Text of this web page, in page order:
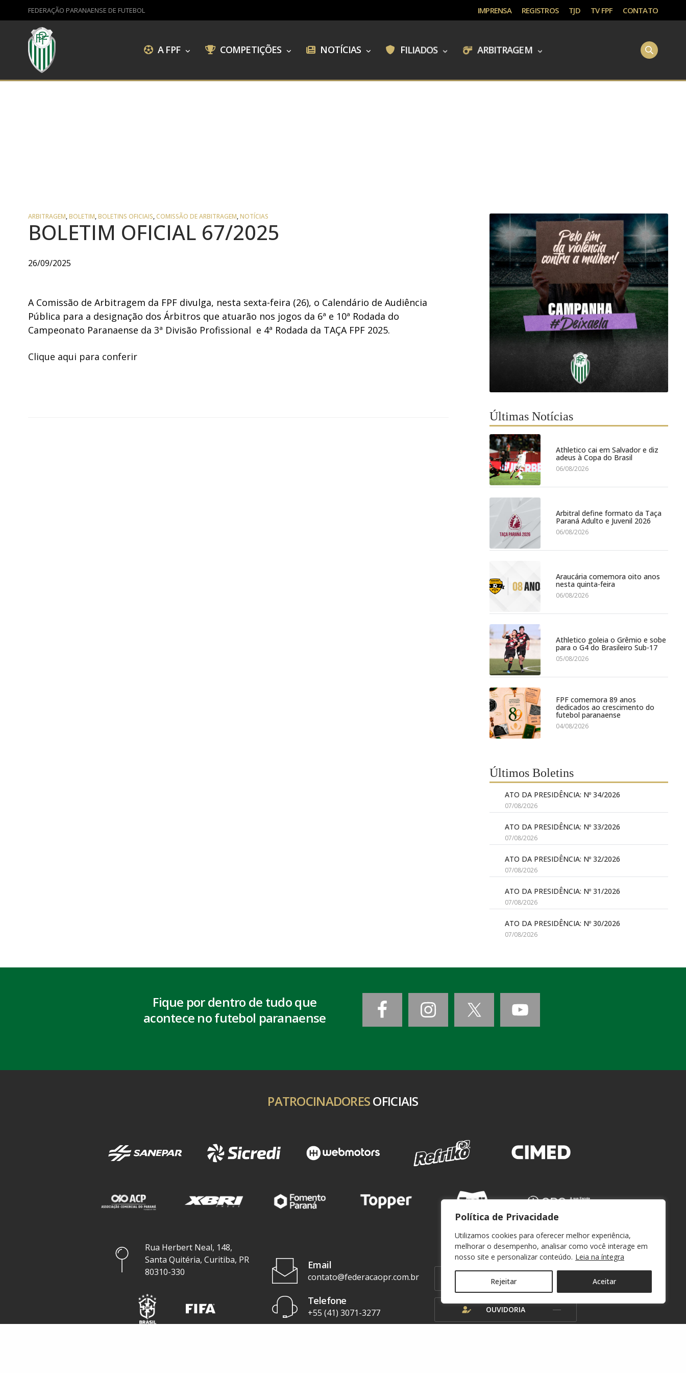
Política de Privacidade
Utilizamos cookies para oferecer melhor experiência,
melhorar o desempenho, analisar como você interage em
nosso site e personalizar conteúdo. Leia na íntegra
Rejeitar Aceitar
FEDERAÇÃO PARANAENSE DE FUTEBOL IMPRENSA REGISTROS TJD TV FPF CONTATO
A FPF COMPETIÇÕES NOTÍCIAS FILIADOS ARBITRAGEM
ARBITRAGEM,BOLETIM,BOLETINS OFICIAIS,COMISSÃO DE ARBITRAGEM,NOTÍCIAS
BOLETIM OFICIAL 67/2025
26/09/2025
A Comissão de Arbitragem da FPF divulga, nesta sexta-feira (26), o Calendário de Audiência
Pública para a designação dos Árbitros que atuarão nos jogos da 6ª e 10ª Rodada do
Campeonato Paranaense da 3ª Divisão Profissional e 4ª Rodada da TAÇA FPF 2025.
Clique aqui para conferir
Últimas Notícias
Athletico cai em Salvador e diz
adeus à Copa do Brasil
06/08/2026
Arbitral define formato da Taça
Paraná Adulto e Juvenil 2026
06/08/2026
Araucária comemora oito anos
nesta quinta-feira
06/08/2026
Athletico goleia o Grêmio e sobe
para o G4 do Brasileiro Sub-17
05/08/2026
FPF comemora 89 anos
dedicados ao crescimento do
futebol paranaense
04/08/2026
Últimos Boletins
ATO DA PRESIDÊNCIA: Nº 34/2026
07/08/2026
ATO DA PRESIDÊNCIA: Nº 33/2026
07/08/2026
ATO DA PRESIDÊNCIA: Nº 32/2026
07/08/2026
ATO DA PRESIDÊNCIA: Nº 31/2026
07/08/2026
ATO DA PRESIDÊNCIA: Nº 30/2026
07/08/2026
Fique por dentro de tudo que
acontece no futebol paranaense
PATROCINADORESOFICIAIS
Rua Herbert Neal, 148,
Santa Quitéria, Curitiba, PR
80310-330
Email
contato@federacaopr.com.br
Telefone
+55 (41) 3071-3277
WEBMAIL
OUVIDORIA